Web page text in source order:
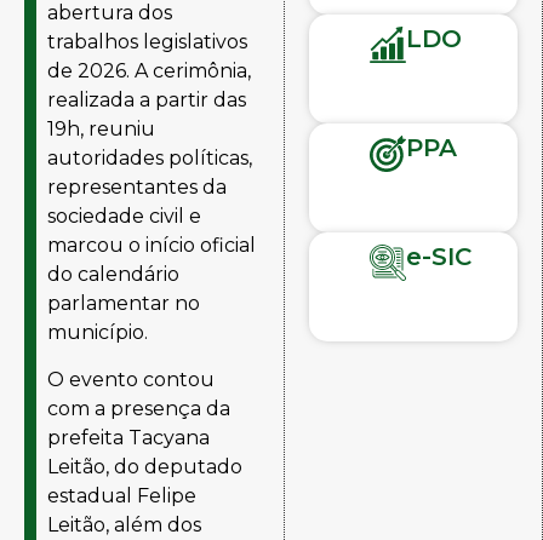
abertura dos
trabalhos legislativos
de 2026. A cerimônia,
realizada a partir das
19h, reuniu
autoridades políticas,
representantes da
sociedade civil e
marcou o início oficial
do calendário
parlamentar no
município.
O evento contou
com a presença da
prefeita Tacyana
Leitão, do deputado
estadual Felipe
Leitão, além dos
LDO
PPA
e-SIC